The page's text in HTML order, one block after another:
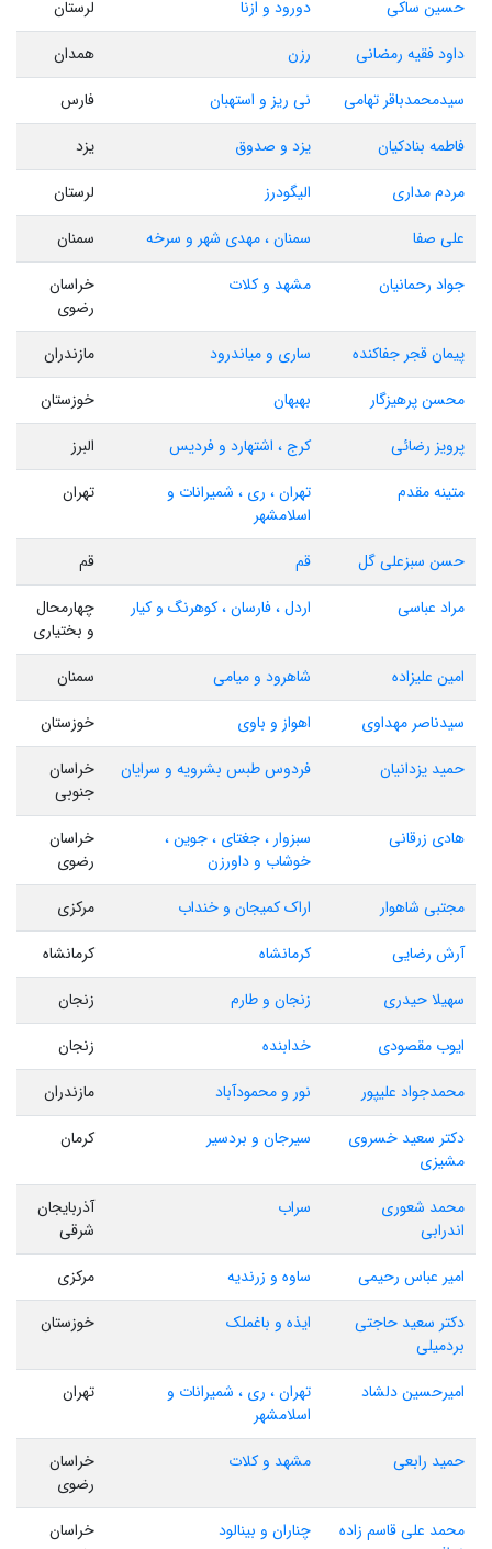
حسین ساکی
دورود و ازنا
لرستان
داود فقیه رمضانی
رزن
همدان
سیدمحمدباقر تهامی
نی ریز و استهبان
فارس
فاطمه بنادکیان
یزد و صدوق
یزد
مردم مداری
الیگودرز
لرستان
علی صفا
سمنان ، مهدی شهر و سرخه
سمنان
جواد رحمانیان
مشهد و کلات
خراسان
رضوی
پیمان قجر جفاکنده
ساری و میاندرود
مازندران
محسن پرهیزگار
بهبهان
خوزستان
پرویز رضائی
کرج ، اشتهارد و فردیس
البرز
متینه مقدم
تهران ، ری ، شمیرانات و
اسلامشهر
تهران
حسن سبزعلی گل قم
قم
مراد عباسی
اردل ، فارسان ، کوهرنگ و کیار
چهارمحال
و بختیاری
امین علیزاده
شاهرود و میامی
سمنان
سیدناصر مهداوی
اهواز و باوی
خوزستان
حمید یزدانیان
فردوس طبس بشرویه و سرایان
خراسان
جنوبی
هادی زرقانی
سبزوار ، جغتای ، جوین ،
خوشاب و داورزن
خراسان
رضوی
مجتبی شاهوار
اراک کمیجان و خنداب
مرکزی
آرش رضایی
کرمانشاه
کرمانشاه
سهیلا حیدری
زنجان و طارم
زنجان
ایوب مقصودی
خدابنده
زنجان
محمدجواد علیپور
نور و محمودآباد
مازندران
دکتر سعید خسروی
مشیزی
سیرجان و بردسیر کرمان
محمد شعوری
اندرابی
سراب
آذربایجان
شرقی
امیر عباس رحیمی
ساوه و زرندیه
مرکزی
دکتر سعید حاجتی
بردمیلی
ایذه و باغملک خوزستان
امیرحسین دلشاد
تهران ، ری ، شمیرانات و
اسلامشهر
تهران
حمید رابعی مشهد و کلات
خراسان
رضوی
محمد علی قاسم زاده
چناران و بینالود
خراسان